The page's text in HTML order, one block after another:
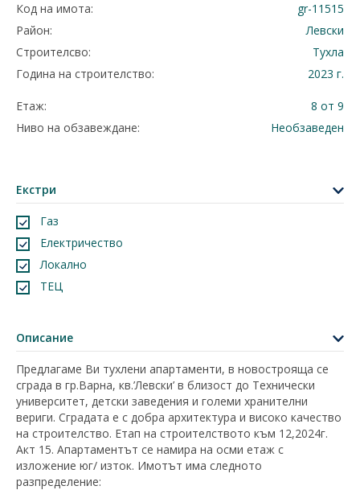
Код на имота:
gr-11515
Район:
Левски
Строителсво:
Тухла
Година на строителство:
2023 г.
Етаж:
8 от 9
Ниво на обзавеждане:
Необзаведен
Екстри
Газ
Електричество
Локално
ТЕЦ
Описание
Предлагаме Ви тухлени апартаменти, в новострояща се
сграда в гр.Варна, кв.’Левски’ в близост до Технически
университет, детски заведения и големи хранителни
вериги. Сградата е с добра архитектура и високо качество
на строителство. Етап на строителството към 12,2024г.
Акт 15. Апартаментът се намира на осми етаж с
изложение юг/ изток. Имотът има следното
разпределение: